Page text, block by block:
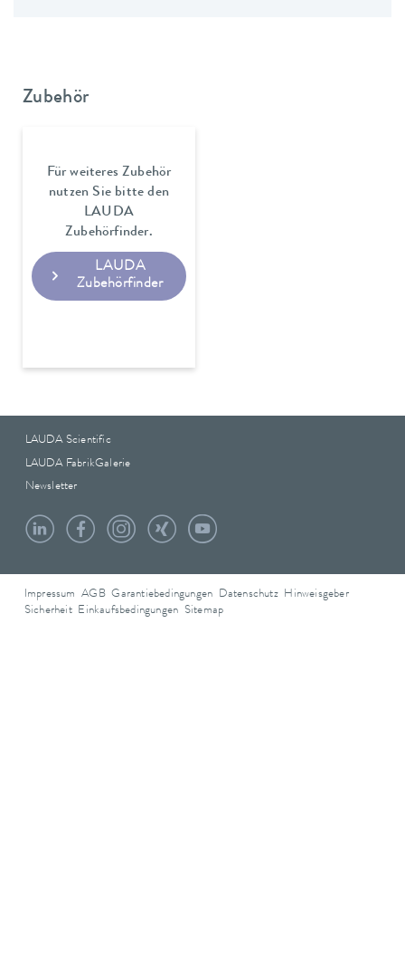
Zubehör
Für weiteres Zubehör
nutzen Sie bitte den
LAUDA
Zubehörfinder.
LAUDA
Zubehörfinder
LAUDA Scientific
LAUDA FabrikGalerie
Newsletter
Impressum AGB Garantiebedingungen Datenschutz Hinweisgeber
Sicherheit Einkaufsbedingungen Sitemap